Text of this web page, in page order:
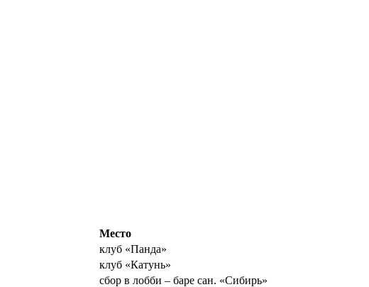
Место
клуб «Панда»
клуб «Катунь»
сбор в лобби – баре сан. «Сибирь»